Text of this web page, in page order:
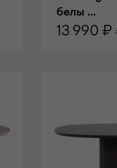
белы ...
13 990 ₽